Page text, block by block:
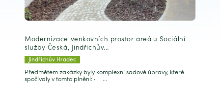
Modernizace venkovních prostor areálu Sociální
služby Česká, Jindřichův...
Jindřichův Hradec
Předmětem zakázky byly komplexní sadové úpravy, které
spočívaly v tomto plnění: · ...